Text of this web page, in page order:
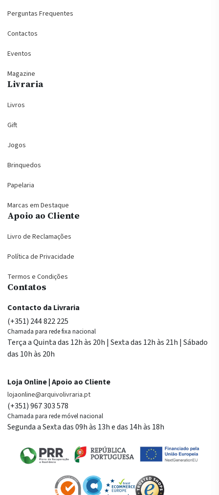
Perguntas Frequentes
Contactos
Eventos
Magazine
Livraria
Livros
Gift
Jogos
Brinquedos
Papelaria
Marcas em Destaque
Apoio ao Cliente
Livro de Reclamações
Política de Privacidade
Termos e Condições
Contatos
Contacto da Livraria
(+351) 244 822 225
Chamada para rede fixa nacional
Terça a Quinta das 12h às 20h | Sexta das 12h às 21h | Sábado
das 10h às 20h
Loja Online | Apoio ao Cliente
lojaonline@arquivolivraria.pt
(+351) 967 303 578
Chamada para rede móvel nacional
Segunda a Sexta das 09h às 13h e das 14h às 18h